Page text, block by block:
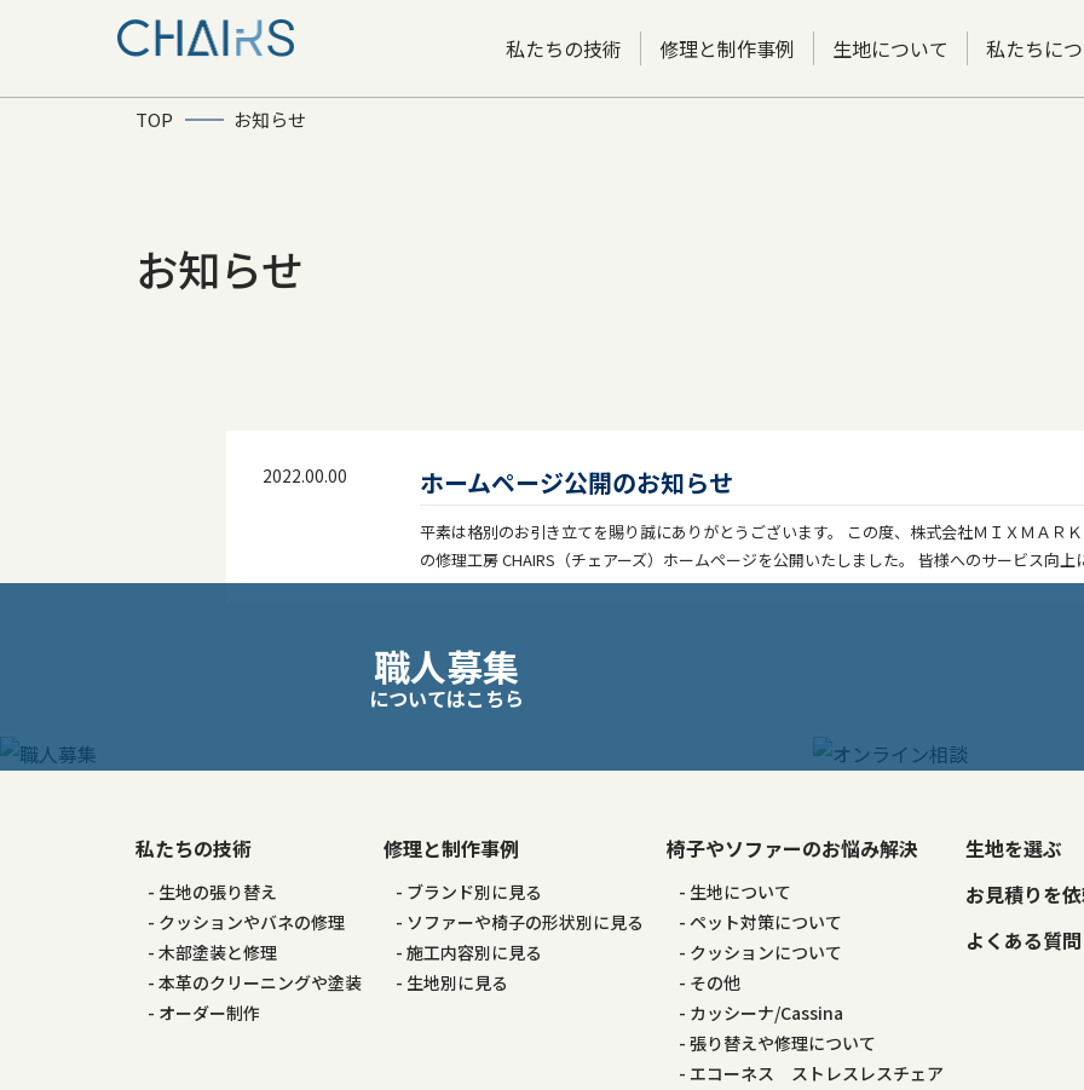
私たちの技術 修理と制作事例 生地について 私たちに
TOP お知らせ
お知らせ
2022.00.00 ホームページ公開のお知らせ
平素は格別のお引き立てを賜り誠にありがとうございます。 この度、株式会社ＭＩＸＭＡＲ
の修理工房 CHAIRS（チェアーズ）ホームページを公開いたしました。 皆様へのサービス向上
職人募集
についてはこちら
私たちの技術
生地の張り替え
クッションやバネの修理
木部塗装と修理
本革のクリーニングや塗装
オーダー制作
修理と制作事例
ブランド別に見る
ソファーや椅子の形状別に見る
施工内容別に見る
生地別に見る
椅子やソファーのお悩み解決
生地について
ペット対策について
クッションについて
その他
カッシーナ/Cassina
張り替えや修理について
エコーネス ストレスレスチェア
生地を選ぶ
お見積りを
よくある質問